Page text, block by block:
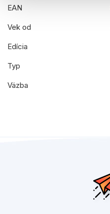
EAN
Vek od
Edícia
Typ
Väzba